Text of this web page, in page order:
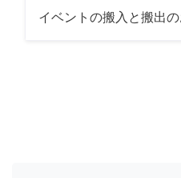
イベントの搬入と搬出